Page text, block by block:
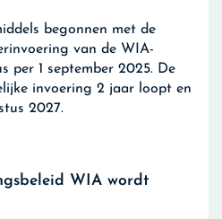
begonnen met de
van de WIA-
per 1 september 2025. De
invoering 2 jaar loopt en
2027.
WIA wordt